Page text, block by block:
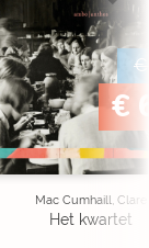
€
€
Mac Cumhaill, Clare
Het kwartet